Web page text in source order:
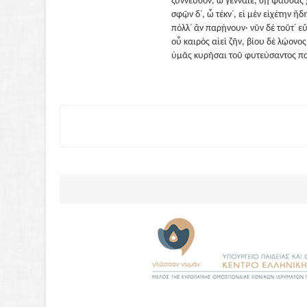
σφῷν δ᾽, ὦ τέκν᾽, εἰ μὲν εἰχέτην
πόλλ᾽ ἂν παρῄνουν· νῦν δὲ τοῦτ᾽
οὗ καιρὸς αἰεὶ ζῆν, βίου δὲ λῴονος
ὑμᾶς κυρῆσαι τοῦ φυτεύσαντος